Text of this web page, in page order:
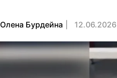
Олена Бурдейна